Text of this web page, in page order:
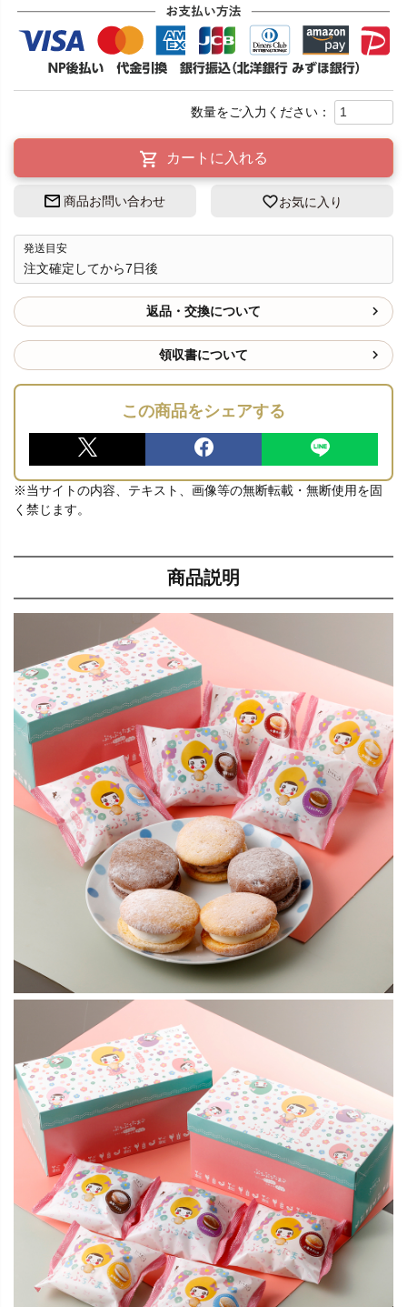
カートに入れる
商品お問い合わせ お気に入り
発送目安
注文確定してから7日後
返品・交換について
領収書について
この商品をシェアする
※当サイトの内容、テキスト、画像等の無断転載・無断使用を固
く禁じます。
商品説明